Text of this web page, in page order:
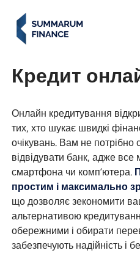
Кредит
Онлайн кредитування
тих, хто шукає швидкі
очікувань. Вам не потрібно
відвідувати банк, адже все
смартфона чи комп’ютера.
простим і максимально
що дозволяє зекономити
альтернативою
обережними і обирати
забезпечують надійність і